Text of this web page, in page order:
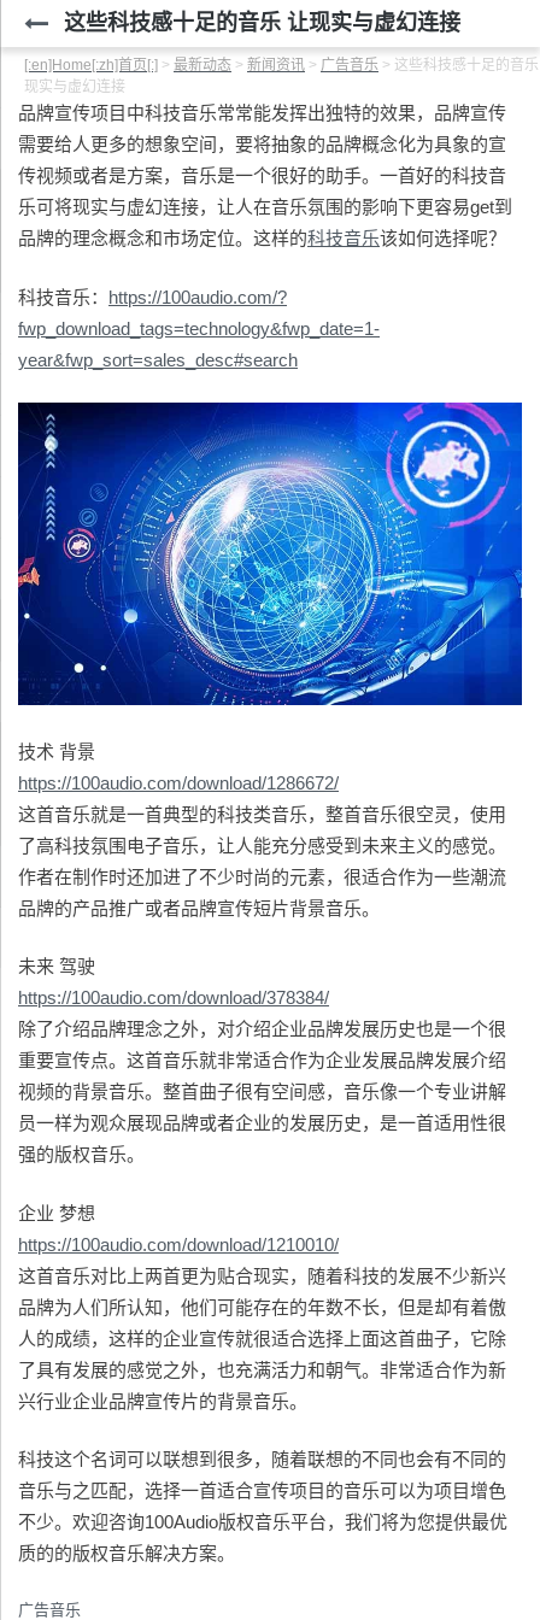
这些科技感十足的音乐 让现实与虚幻连接
[:en]Home[:zh]首页[:] > 最新动态 > 新闻资讯 > 广告音乐 > 这些科技感十足的音
现实与虚幻连接
品牌宣传项目中科技音乐常常能发挥出独特的效果，品牌宣传
需要给人更多的想象空间，要将抽象的品牌概念化为具象的宣
传视频或者是方案，音乐是一个很好的助手。一首好的科技音
乐可将现实与虚幻连接，让人在音乐氛围的影响下更容易get到
品牌的理念概念和市场定位。这样的科技音乐该如何选择呢？
科技音乐： https://100audio.com/?
fwp_download_tags=technology&fwp_date=1-
year&fwp_sort=sales_desc#search
技术 背景
https://100audio.com/download/1286672/
这首音乐就是一首典型的科技类音乐，整首音乐很空灵，使用
了高科技氛围电子音乐，让人能充分感受到未来主义的感觉。
作者在制作时还加进了不少时尚的元素，很适合作为一些潮流
品牌的产品推广或者品牌宣传短片背景音乐。
未来 驾驶
https://100audio.com/download/378384/
除了介绍品牌理念之外，对介绍企业品牌发展历史也是一个很
重要宣传点。这首音乐就非常适合作为企业发展品牌发展介绍
视频的背景音乐。整首曲子很有空间感，音乐像一个专业讲解
员一样为观众展现品牌或者企业的发展历史，是一首适用性很
强的版权音乐。
企业 梦想
https://100audio.com/download/1210010/
这首音乐对比上两首更为贴合现实，随着科技的发展不少新兴
品牌为人们所认知，他们可能存在的年数不长，但是却有着傲
人的成绩，这样的企业宣传就很适合选择上面这首曲子，它除
了具有发展的感觉之外，也充满活力和朝气。非常适合作为新
兴行业企业品牌宣传片的背景音乐。
科技这个名词可以联想到很多，随着联想的不同也会有不同的
音乐与之匹配，选择一首适合宣传项目的音乐可以为项目增色
不少。欢迎咨询100Audio版权音乐平台，我们将为您提供最优
质的的版权音乐解决方案。
广告音乐